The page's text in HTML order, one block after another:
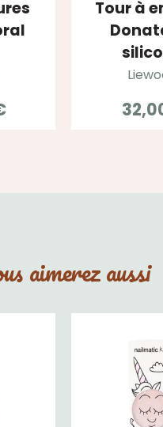
Tour à
aimerez aussi